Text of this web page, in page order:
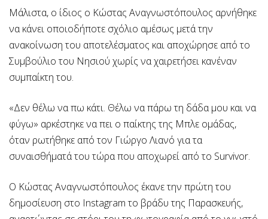
Μάλιστα, ο ίδιος ο Κώστας Αναγνωστόπουλος αρνήθηκε
να κάνει οποιοδήποτε σχόλιο αμέσως μετά την
ανακοίνωση του αποτελέσματος και αποχώρησε από το
Συμβούλιο του Νησιού χωρίς να χαιρετήσει κανέναν
συμπαίκτη του.
«Δεν θέλω να πω κάτι. Θέλω να πάρω τη δάδα μου και να
φύγω» αρκέστηκε να πει ο παίκτης της Μπλε ομάδας,
όταν ρωτήθηκε από τον Γιώργο Λιανό για τα
συναισθήματά του τώρα που αποχωρεί από το Survivor.
Ο Κώστας Αναγνωστόπουλος έκανε την πρώτη του
δημοσίευση στο Instagram το βράδυ της Παρασκευής,